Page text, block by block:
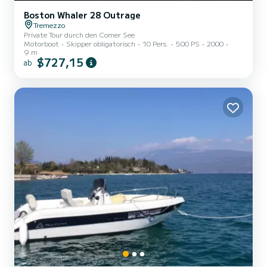
Boston Whaler 28 Outrage
Tremezzo
Private Tour durch den Comer See
Motorboot
Skipper obligatorisch 10 Pers. 500 PS
2000
9 m
ab $727,15